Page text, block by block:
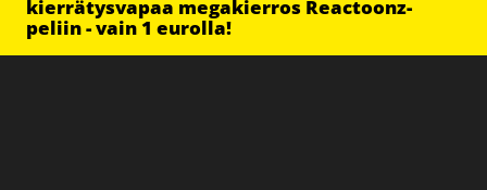
kierrätysvapaa megakierros Reactoonz-
peliin - vain 1 eurolla!